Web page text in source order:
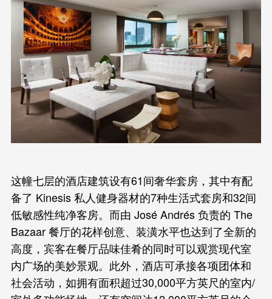
这幢七层的酒店建筑设有61间奢华套房，其中有配
备了 Kinesis 私人健身器材的7种生活式套房和32间
低敏感性纯净客房。而由 José Andrés 负责的 The
Bazaar 餐厅的花样创意、装潢水平也达到了全新的
高度，宾客在餐厅品味佳肴的同时可以观赏现代室
内广场的美妙景观。此外，酒店可承接各项团体和
社会活动，如拥有面积超过30,000平方英尺的室内/